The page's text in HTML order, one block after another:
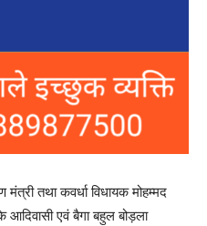
तथा कवर्धा विधायक मोहम्मद
एवं बैगा बहुल बोड़ला